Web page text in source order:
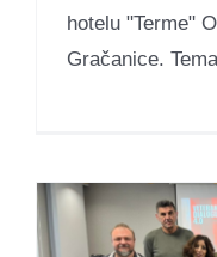
hotelu "Terme"
Gračanice.